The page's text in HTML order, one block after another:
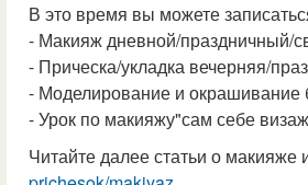
В это время вы можете
- Макияж дневной/праздничный/
- Прическа/укладка вечерняя/
- Моделирование и окрашивание
- Урок по макияжу"сам себе
Читайте далее статьи о макияже